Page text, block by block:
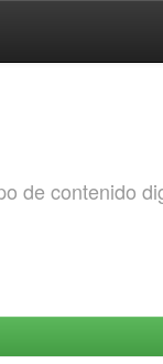
de contenido